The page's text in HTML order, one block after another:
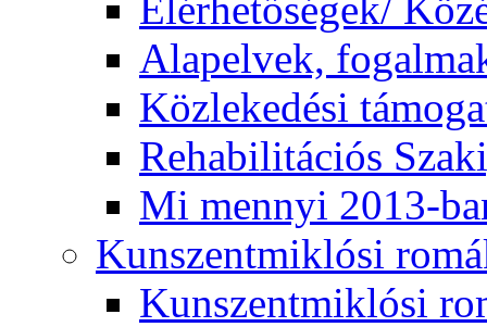
Alapelvek,
Közlekedési
Rehabilitációs
Mi mennyi 2013-
Kunszentmiklósi
Kunszentmiklósi